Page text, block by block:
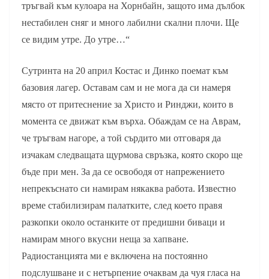
тръгвай към кулоара на Хорнбайн, защото има дълбок
нестабилен сняг и много лабилни скални плочи. Ще
се видим утре. До утре…“
Сутринта на 20 април Костас и Динко поемат към
базовия лагер. Оставам сам и не мога да си намеря
място от притеснение за Христо и Ринджи, които в
момента се движат към върха. Обаждам се на Аврам,
че тръгвам нагоре, а той сърдито ми отговаря да
изчакам следващата щурмова свръзка, която скоро ще
бъде при мен. За да се освободя от напрежението
непрекъснато си намирам някаква работа. Известно
време стабилизирам палатките, след което правя
разкопки около останките от предишни биваци и
намирам много вкусни неща за хапване.
Радиостанцията ми е включена на постоянно
подслушване и с нетърпение очаквам да чуя гласа на